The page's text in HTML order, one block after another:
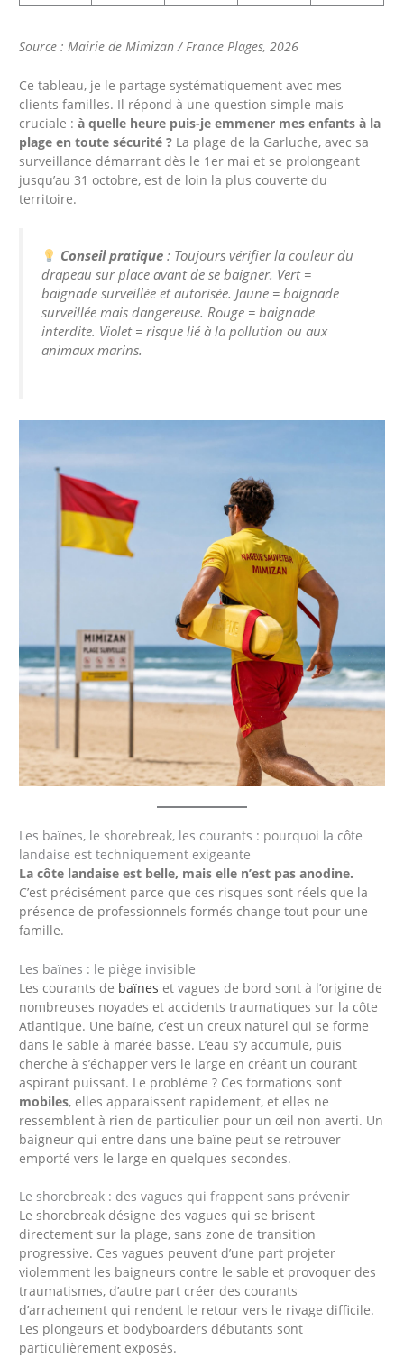
Source : Mairie de Mimizan / France Plages, 2026
Ce tableau, je le partage systématiquement avec mes
clients familles. Il répond à une question simple mais
cruciale :à quelle heure puis-je emmener mes enfants à la
plage en toute sécurité ? La plage de la Garluche, avec sa
surveillance démarrant dès le 1er mai et se prolongeant
jusqu’au 31 octobre, est de loin la plus couverte du
territoire.
Conseil pratique : Toujours vérifier la couleur du
drapeau sur place avant de se baigner. Vert =
baignade surveillée et autorisée. Jaune = baignade
surveillée mais dangereuse. Rouge = baignade
interdite. Violet = risque lié à la pollution ou aux
animaux marins.
Les baïnes, le shorebreak, les courants : pourquoi la côte
landaise est techniquement exigeante
La côte landaise est belle, mais elle n’est pas anodine.
C’est précisément parce que ces risques sont réels que la
présence de professionnels formés change tout pour une
famille.
Les baïnes : le piège invisible
Les courants de baïnes et vagues de bord sont à l’origine de
nombreuses noyades et accidents traumatiques sur la côte
Atlantique. Une baïne, c’est un creux naturel qui se forme
dans le sable à marée basse. L’eau s’y accumule, puis
cherche à s’échapper vers le large en créant un courant
aspirant puissant. Le problème ? Ces formations sont
mobiles, elles apparaissent rapidement, et elles ne
ressemblent à rien de particulier pour un œil non averti. Un
baigneur qui entre dans une baïne peut se retrouver
emporté vers le large en quelques secondes.
Le shorebreak : des vagues qui frappent sans prévenir
Le shorebreak désigne des vagues qui se brisent
directement sur la plage, sans zone de transition
progressive. Ces vagues peuvent d’une part projeter
violemment les baigneurs contre le sable et provoquer des
traumatismes, d’autre part créer des courants
d’arrachement qui rendent le retour vers le rivage difficile.
Les plongeurs et bodyboarders débutants sont
particulièrement exposés.